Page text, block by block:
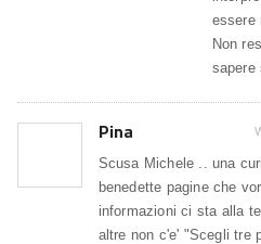
essere
Non
sapere
Pina
Scusa Michele .. una
benedette pagine che
informazioni ci sta alla
altre non c'e' "Scegli tre